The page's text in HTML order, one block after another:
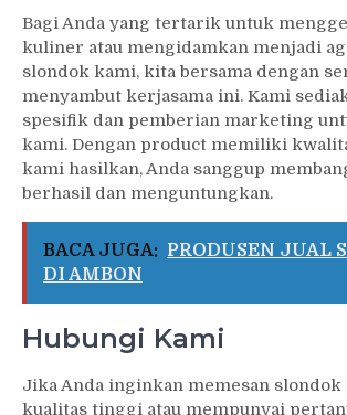
Bagi Anda yang tertarik untuk
kuliner atau mengidamkan menjadi
slondok kami, kita bersama dengan
menyambut kerjasama ini. Kami
spesifik dan pemberian marketing
kami. Dengan product memiliki
kami hasilkan, Anda sanggup
berhasil dan menguntungkan.
BACA JUGA: PRODUSEN JUAL
DI AMBON
Hubungi Kami
Jika Anda inginkan memesan
kualitas tinggi atau mempunyai